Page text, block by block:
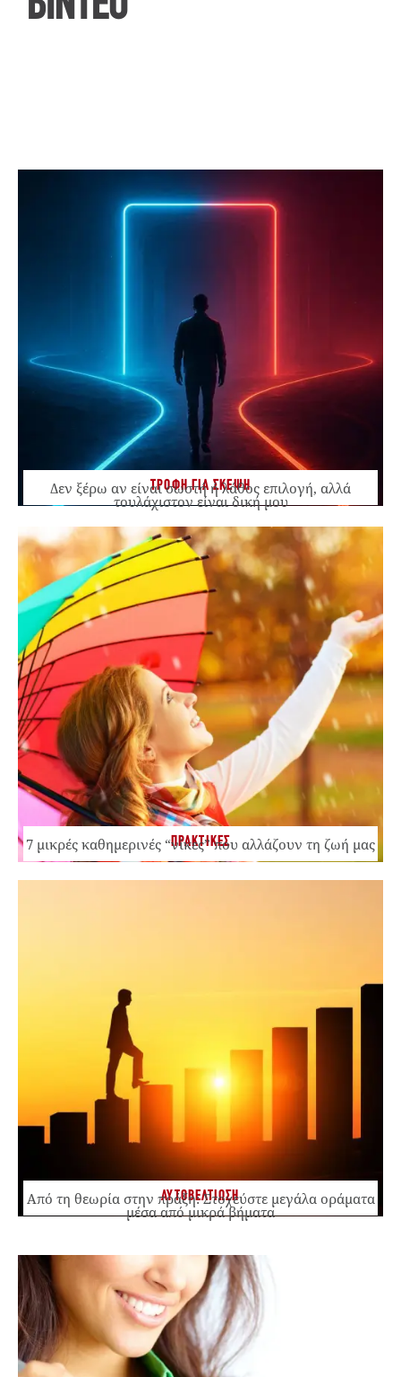
ΤΡΟΦΗ ΓΙΑ ΣΚΕΨΗ
Δεν ξέρω αν είναι σωστή ή λάθος επιλογή, αλλά
τουλάχιστον είναι δική μου
ΠΡΑΚΤΙΚΕΣ
7 μικρές καθημερινές “νίκες” που αλλάζουν τη ζωή μας
ΑΥΤΟΒΕΛΤΙΩΣΗ
Από τη θεωρία στην πράξη: Στοχεύστε μεγάλα οράματα
μέσα από μικρά βήματα